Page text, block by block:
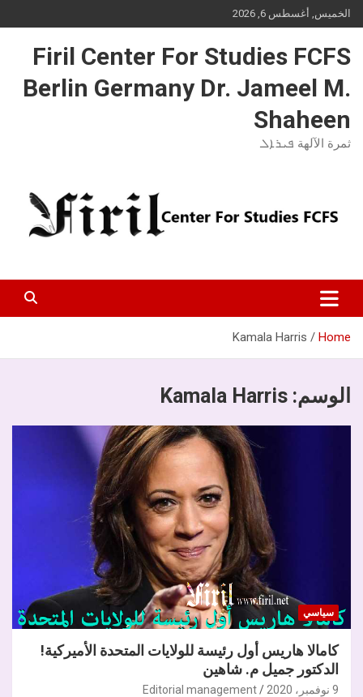
Skip
to
الخميس, أغسطس 6, 2026
Firil Center For Studies FCFS
Berlin Germany Dr. Jameel M.
Shaheen
ثمرة الآلهة ܦܝܪܐܠ
Home
Kamala Harris
الوسم: Kamala Harris
سياسي
كامالا هاريس أول رئيسة للولايات المتحدة الأميركية!
الدكتور جميل م. شاهين
9 نوفمبر، 2020 Editorial management